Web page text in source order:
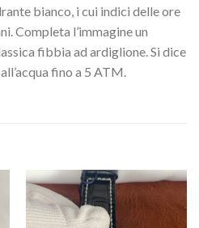
bianco, i cui indici delle ore
Completa l’immagine un
fibbia ad ardiglione. Si dice
fino a 5 ATM.